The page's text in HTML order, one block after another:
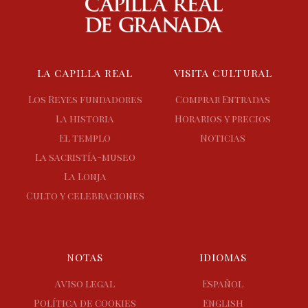
LA CAPILLA REAL
Los Reyes fundadores
La historia
El templo
La sacristía-museo
La Lonja
Culto y celebraciones
VISITA CULTURAL
Comprar Entradas
Horarios y precios
Noticias
NOTAS
Aviso legal
Política de cookies
IDIOMAS
Español
English